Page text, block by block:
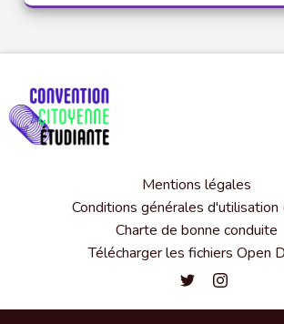
Mentions légales
Conditions générales d'utilisation
Charte de bonne conduite
Télécharger les fichiers Open
Convention